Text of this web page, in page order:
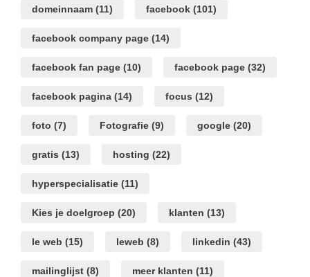
domeinnaam (11) facebook (101)
facebook company page (14)
facebook fan page (10) facebook page (32)
facebook pagina (14) focus (12)
foto (7) Fotografie (9) google (20)
gratis (13) hosting (22)
hyperspecialisatie (11)
Kies je doelgroep (20) klanten (13)
le web (15) leweb (8) linkedin (43)
mailinglijst (8) meer klanten (11)